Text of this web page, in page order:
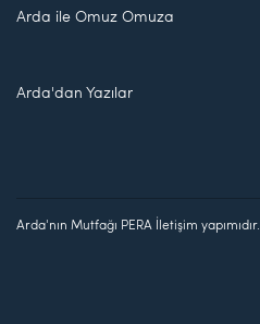
Arda ile Omuz Omuza
Arda'dan Yazılar
Arda'nın Mutfağı PERA İletişim